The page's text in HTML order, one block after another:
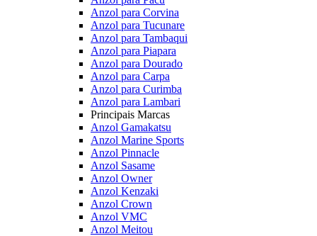
Anzol para Corvina
Anzol para Tucunare
Anzol para Tambaqui
Anzol para Piapara
Anzol para Dourado
Anzol para Carpa
Anzol para Curimba
Anzol para Lambari
Principais Marcas
Anzol Gamakatsu
Anzol Marine Sports
Anzol Pinnacle
Anzol Sasame
Anzol Owner
Anzol Kenzaki
Anzol Crown
Anzol VMC
Anzol Meitou